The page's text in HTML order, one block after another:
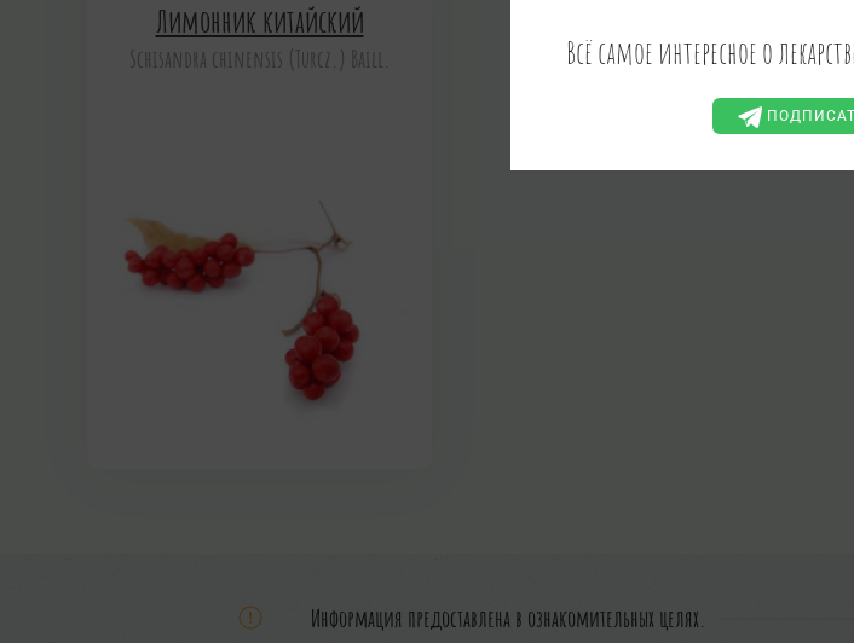
Лимонник китайский
Schisandra chinensis (Turcz.) Baill.
Информация предоставлена в ознакомительных целях.
Всё самое интересное о